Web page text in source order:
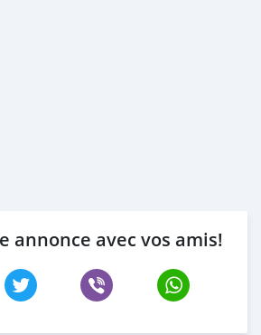
annonce avec vos amis!